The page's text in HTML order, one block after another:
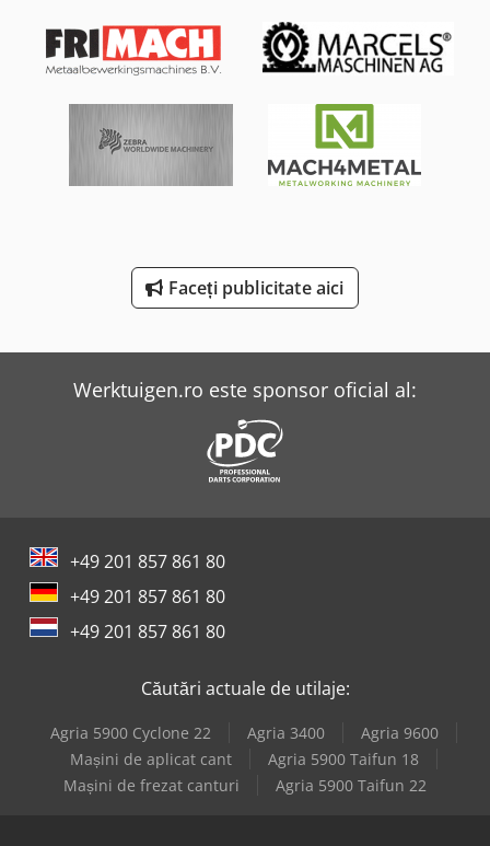
Panhans 334/20
Reichle & Knoedler Mașini De Frezat Orizontale
Scm Olimpic K 360
Scm Startech Cn V
Faceți publicitate aici
Werktuigen.ro este sponsor oficial al:
+49 201 857 861 80
+49 201 857 861 80
+49 201 857 861 80
Căutări actuale de utilaje:
Agria 5900 Cyclone 22 Agria 3400
Agria 9600
Mașini de aplicat cant
Agria 5900 Taifun 18
Mașini de frezat canturi
Agria 5900 Taifun 22